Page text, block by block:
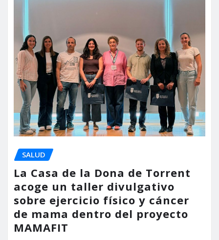
SALUD
La Casa de la Dona de Torrent
acoge un taller divulgativo
sobre ejercicio físico y cáncer
de mama dentro del proyecto
MAMAFIT